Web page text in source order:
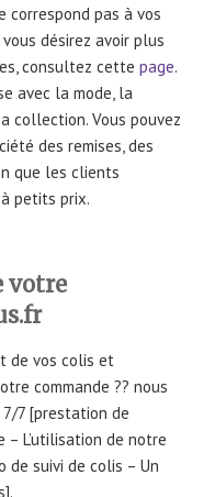
correspond pas à vos
désirez avoir plus
consultez cette page.
avec la mode, la
collection. Vous pouvez
des remises, des
que les clients
petits prix.
votre
de vos colis et
commande ?? nous
7 [prestation de
– L’utilisation de notre
de suivi de colis – Un